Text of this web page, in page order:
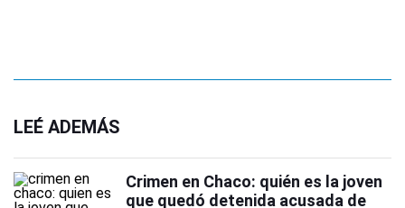
LEÉ ADEMÁS
Crimen en Chaco: quién es la joven
que quedó detenida acusada de